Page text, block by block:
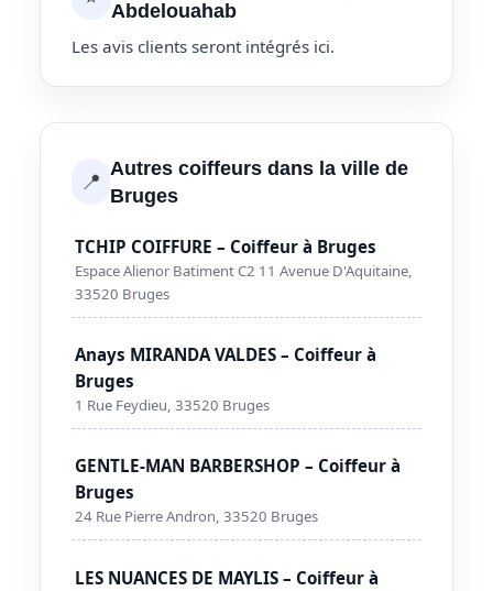
Abdelouahab
Les avis clients seront intégrés ici.
📍 Autres coiffeurs dans la ville de
Bruges
TCHIP COIFFURE – Coiffeur à Bruges
Espace Alienor Batiment C2 11 Avenue D'Aquitaine,
33520 Bruges
Anays MIRANDA VALDES – Coiffeur à
Bruges
1 Rue Feydieu, 33520 Bruges
GENTLE-MAN BARBERSHOP – Coiffeur à
Bruges
24 Rue Pierre Andron, 33520 Bruges
LES NUANCES DE MAYLIS – Coiffeur à